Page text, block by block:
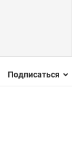
Подписаться